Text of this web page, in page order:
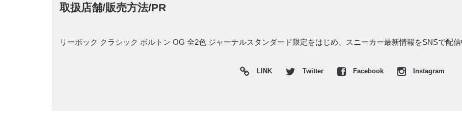
取扱店舗/販売方法/PR
リーボック クラシック ボルトン OG 全2色 ジャーナルスタンダード限定をはじめ、スニーカー最新情報をSNSで配信
LINK Twitter Facebook Instagram